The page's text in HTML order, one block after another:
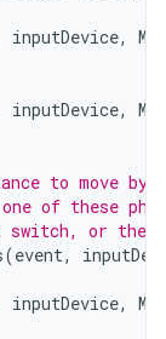
inputDevice,
inputDevice,
to move by
of these
or the
(event,
inputDevice,